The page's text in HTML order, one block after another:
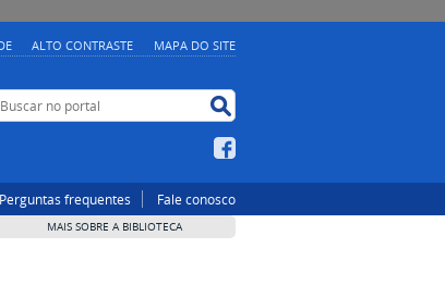
ALTO CONTRASTE MAPA DO SITE
Buscar no portal
Perguntas frequentes Fale conosco
MAIS SOBRE A BIBLIOTECA